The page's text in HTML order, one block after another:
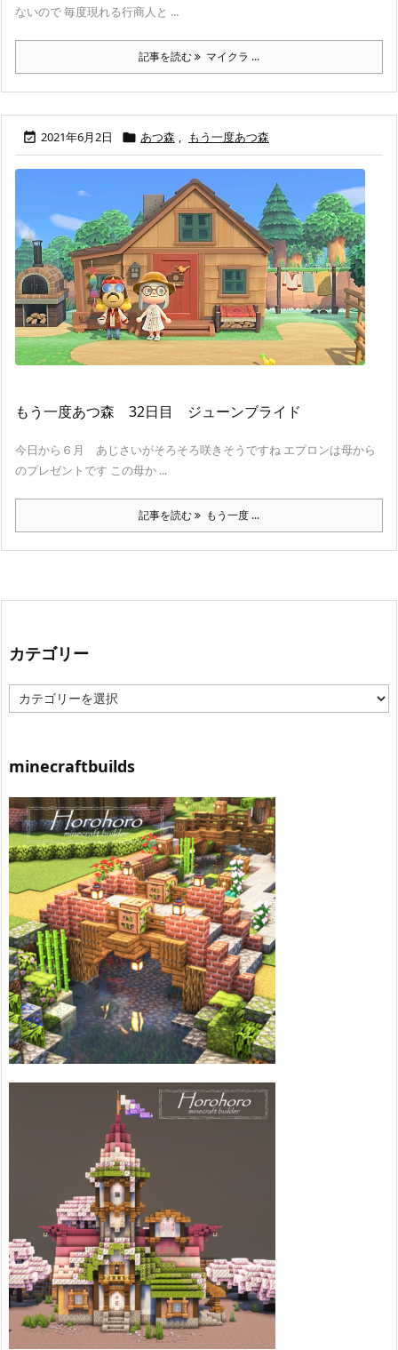
ないので 毎度現れる行商人と ...
記事を読む マイクラ ...
 2021年6月2日  あつ森 もう一度あつ森
もう一度あつ森 32日目 ジューンブライド
今日から６月 あじさいがそろそろ咲きそうですね エプロンは母から
のプレゼントです この母か ...
記事を読む もう一度 ...
カテゴリー
カ
テ
ー
minecraftbuilds